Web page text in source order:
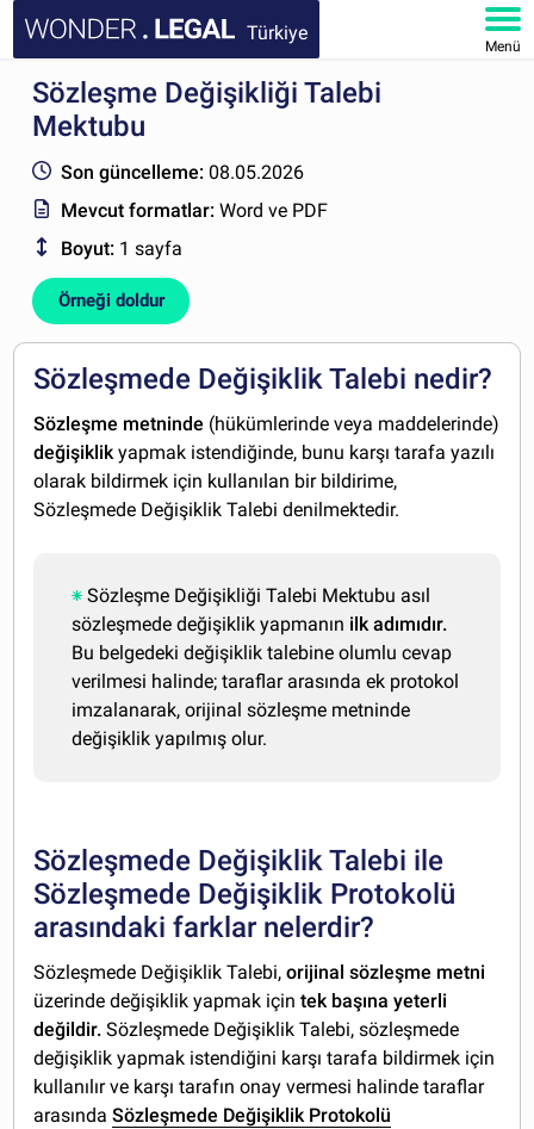
Türkiye
Menü
ANA SAYFA
SSS
HESABIM
Sözleşme Değişikliği Talebi
Mektubu
Son güncelleme: 08.05.2026
Mevcut formatlar:Word ve PDF
Boyut: 1 sayfa
Örneği doldur
Sözleşmede Değişiklik Talebi nedir?
Sözleşme metninde (hükümlerinde veya maddelerinde)
değişiklikyapmak istendiğinde, bunu karşı tarafa yazılı
olarak bildirmek için kullanılan bir bildirime,
Sözleşmede Değişiklik Talebi denilmektedir.
Sözleşme Değişikliği Talebi Mektubu asıl
sözleşmede değişiklik yapmanın ilk adımıdır.
Bu belgedeki değişiklik talebine olumlu cevap
verilmesi halinde; taraflar arasında ek protokol
imzalanarak, orijinal sözleşme metninde
değişiklik yapılmış olur.
Sözleşmede Değişiklik Talebi ile
Sözleşmede Değişiklik Protokolü
arasındaki farklar nelerdir?
Sözleşmede Değişiklik Talebi,orijinal sözleşme metni
üzerinde değişiklik yapmak içintek başına yeterli
değildir. Sözleşmede Değişiklik Talebi, sözleşmede
değişiklik yapmak istendiğini karşı tarafa bildirmek için
kullanılır ve karşı tarafın onay vermesi halinde taraflar
arasında Sözleşmede Değişiklik Protokolü